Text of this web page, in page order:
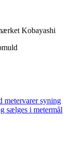
Kobayashi